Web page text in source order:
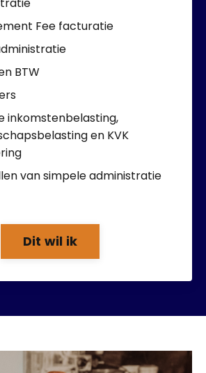
Fee facturatie
BTW
inkomstenbelasting,
en KVK
van simpele administratie
Dit wil ik